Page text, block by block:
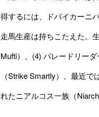
得するには、ドバイカーニ
走馬生産は持ちこたえた。
Mufti）、(4) パレードリー
（Strike Smartly）、最近
れたニアルコス一族（